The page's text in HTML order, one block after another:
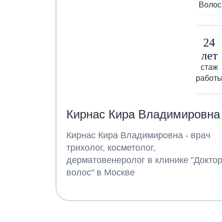
24
лет
стаж
Кирнас Кира Владимировна
Кирнас Кира Владимировна - врач
трихолог, косметолог,
дерматовенеролог в клинике "Доктор
волос" в Москве